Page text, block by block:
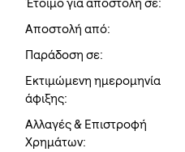
Έτοιμο για αποστολή σε:
Αποστολή από:
Παράδοση σε:
Εκτιμώμενη ημερομηνία
άφιξης:
Αλλαγές & Επιστροφή
Χρημάτων: